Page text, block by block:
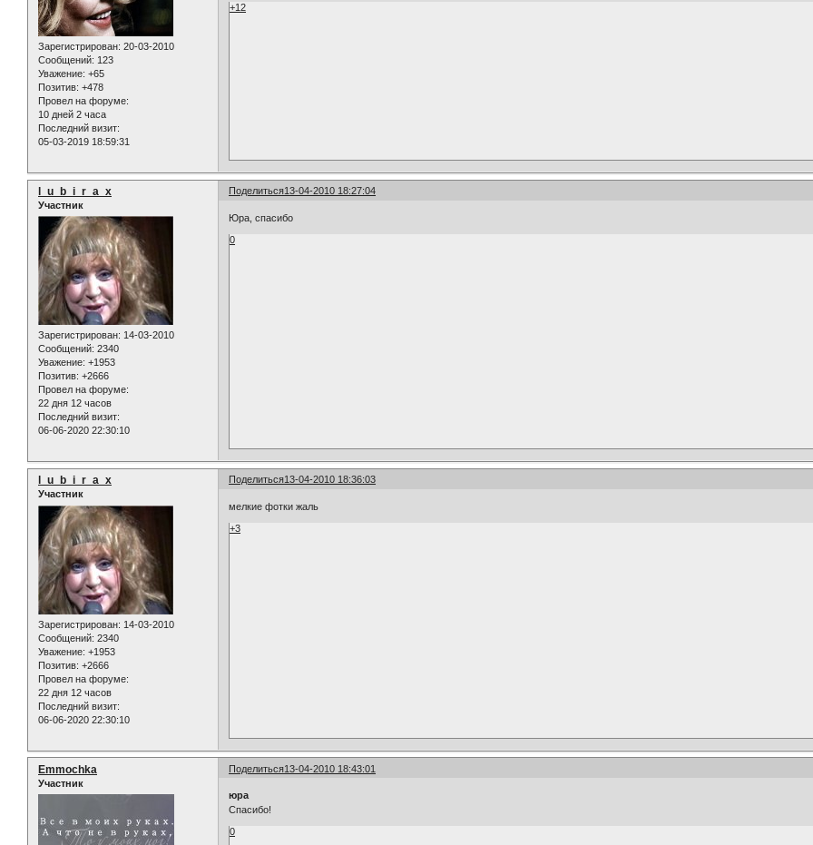
Зарегистрирован: 20-03-2010
Сообщений: 123
Уважение: +65
Позитив: +478
Провел на форуме:
10 дней 2 часа
Последний визит:
05-03-2019 18:59:31
+12
Поделиться13-04-2010 18:27:04
l_u_b_i_r_a_x
Участник
Зарегистрирован: 14-03-2010
Сообщений: 2340
Уважение: +1953
Позитив: +2666
Провел на форуме:
22 дня 12 часов
Последний визит:
06-06-2020 22:30:10
Юра, спасибо
0
Поделиться13-04-2010 18:36:03
l_u_b_i_r_a_x
Участник
Зарегистрирован: 14-03-2010
Сообщений: 2340
Уважение: +1953
Позитив: +2666
Провел на форуме:
22 дня 12 часов
Последний визит:
06-06-2020 22:30:10
мелкие фотки жаль
+3
Поделиться13-04-2010 18:43:01
Emmochka
Участник
юра
Спасибо!
0